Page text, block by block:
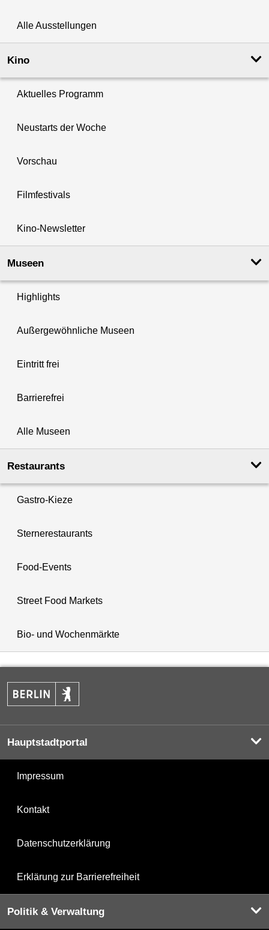
Alle Ausstellungen
Kino
Aktuelles Programm
Neustarts der Woche
Vorschau
Filmfestivals
Kino-Newsletter
Museen
Highlights
Außergewöhnliche Museen
Eintritt frei
Barrierefrei
Alle Museen
Restaurants
Gastro-Kieze
Sternerestaurants
Food-Events
Street Food Markets
Bio- und Wochenmärkte
Hauptstadtportal
Impressum
Kontakt
Datenschutzerklärung
Erklärung zur Barrierefreiheit
Politik & Verwaltung